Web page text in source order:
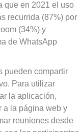
que en 2021 el uso
recurrida (87%) por
(34%) y
de WhatsApp
pueden compartir
Para utilizar
la aplicación,
a la página web y
reuniones desde